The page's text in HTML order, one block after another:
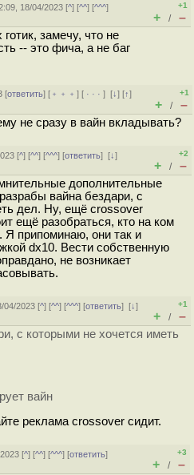
18/04/2023 [^] [^^] [^^^]
+1
+ / –
замечу, что не
-- это фича, а не баг
[ответить] [ ﹢﹢﹢] [ · · ·][↓] [↑]
+1
+ / –
не сразу в вайн вкладывать?
[^] [^^] [^^^] [ответить][↓]
+2
+ / –
дополнительные
вайна бездари, с
дел. Ну, ещё crossover
ещё разобраться, кто на ком
припоминаю, они так и
dx10. Вести собственную
не возникает
04/2023 [^] [^^] [^^^] [ответить][↓]
+1
+ / –
с которыми не хочется иметь
вайн
реклама crossover сидит.
[^] [^^] [^^^] [ответить]
+3
+ / –